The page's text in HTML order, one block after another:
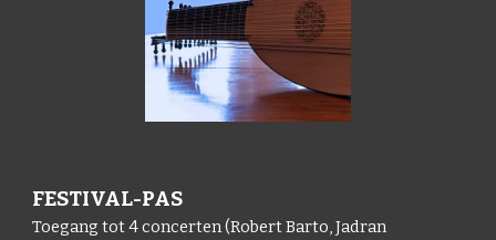
FESTIVAL-PAS
Toegang tot 4 concerten (Robert Barto, Jadran